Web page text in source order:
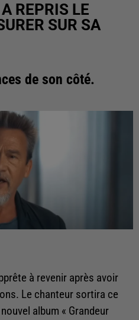
REPRIS LE
SUR SA
de son côté.
à revenir après avoir
Le chanteur sortira ce
album « Grandeur